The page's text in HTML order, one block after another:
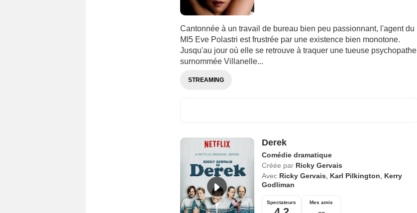
Cantonnée à un travail de bureau bien peu passionnant, l'agent du
MI5 Eve Polastri est frustrée par une existence bien monotone.
Jusqu'au jour où elle se retrouve à traquer une tueuse psychopathe
surnommée Villanelle...
STREAMING
Derek
Comédie dramatique
Créée par Ricky Gervais
Avec Ricky Gervais, Karl Pilkington, Kerry
Godliman
Spectateurs Mes amis